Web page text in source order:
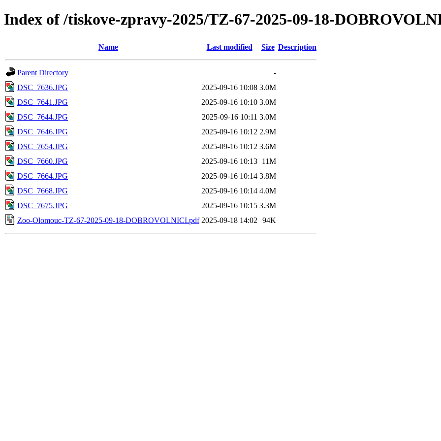
Index of /tiskove-zpravy-2025/TZ-67-2025-09-18-
Name Last modified Size Description
Parent Directory
-
DSC_7636.JPG
2025-09-16 10:08 3.0M
DSC_7641.JPG
2025-09-16 10:10 3.0M
DSC_7644.JPG
2025-09-16 10:11 3.0M
DSC_7646.JPG
2025-09-16 10:12 2.9M
DSC_7654.JPG
2025-09-16 10:12 3.6M
DSC_7660.JPG
2025-09-16 10:13 11M
DSC_7664.JPG
2025-09-16 10:14 3.8M
DSC_7668.JPG
2025-09-16 10:14 4.0M
DSC_7675.JPG
2025-09-16 10:15 3.3M
Zoo-Olomouc-TZ-67-2025-09-18-DOBROVOLNICI.pdf 2025-09-18 14:02 94K